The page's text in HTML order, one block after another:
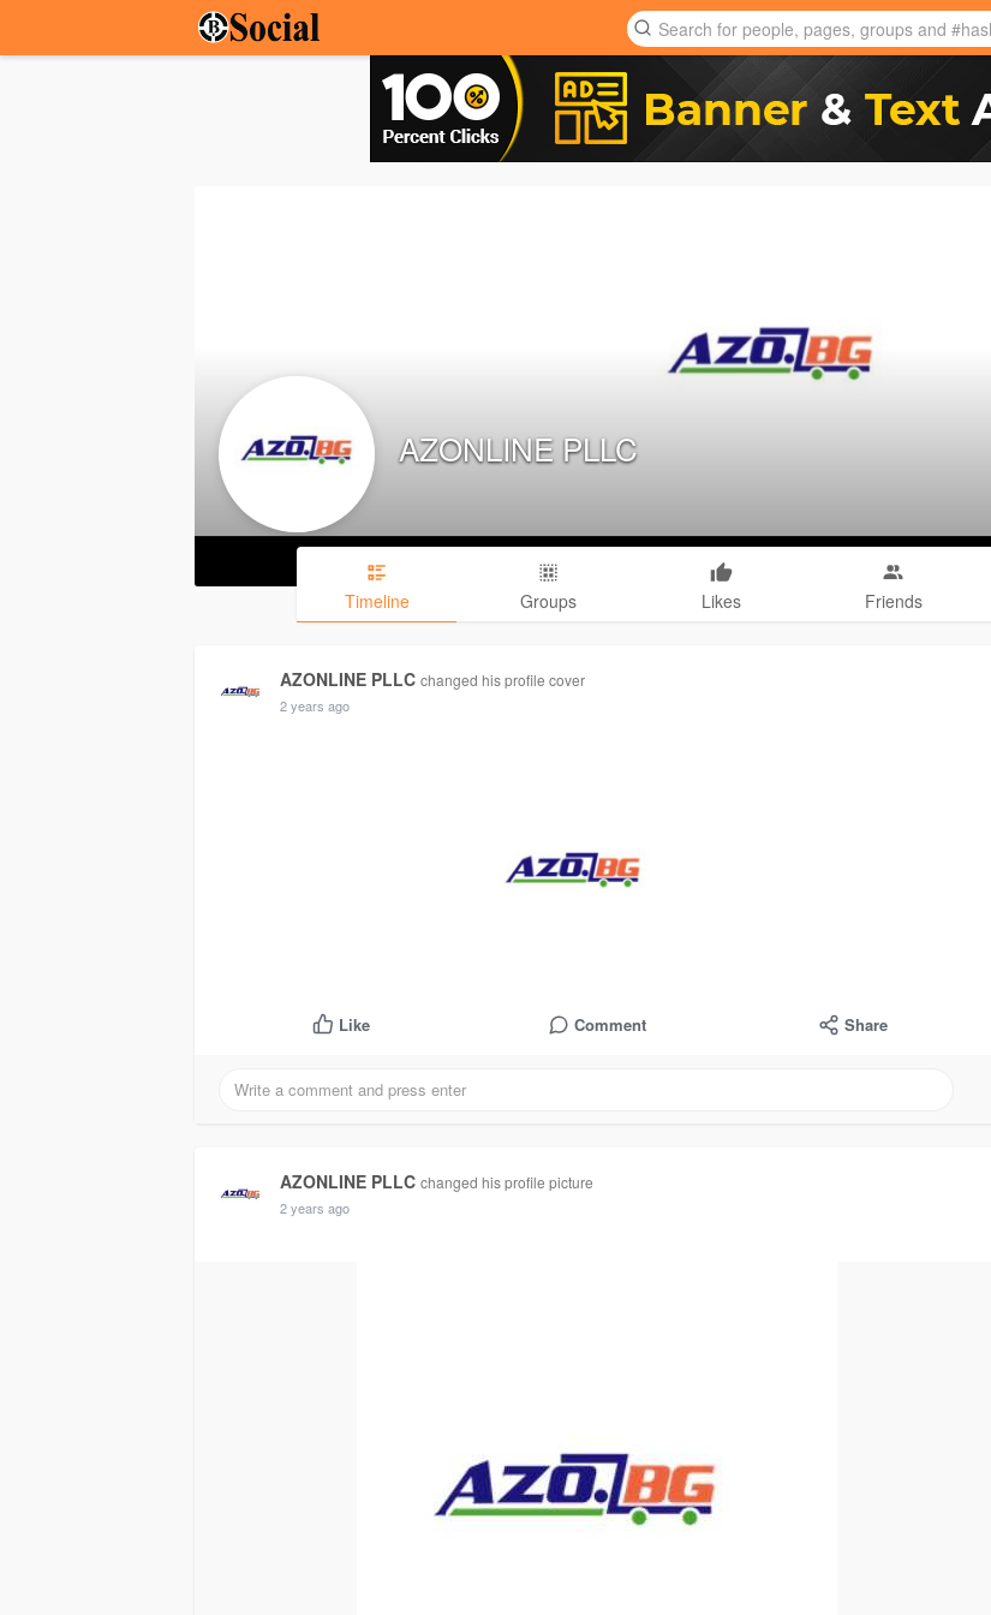
AZONLINE PLLC
Timeline Groups Likes Friends
AZONLINE PLLC changed his profile cover
2 years ago
Like Comment Share
AZONLINE PLLC changed his profile picture
2 years ago